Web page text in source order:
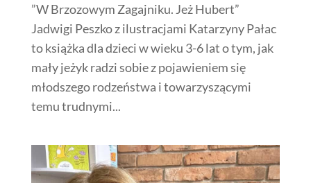
”W Brzozowym Zagajniku. Jeż Hubert”
Jadwigi Peszko z ilustracjami Katarzyny Pałac
to książka dla dzieci w wieku 3-6 lat o tym, jak
mały jeżyk radzi sobie z pojawieniem się
młodszego rodzeństwa i towarzyszącymi
temu trudnymi...